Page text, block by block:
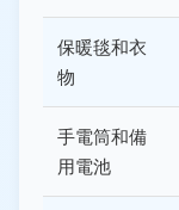
保暖毯和衣
物
手電筒和備
用電池